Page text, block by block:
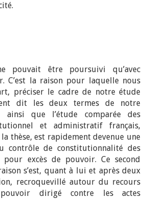
pouvait être poursuivi qu’avec
C’est la raison pour laquelle nous
préciser le cadre de notre étude
dit les deux termes de notre
ainsi que l’étude comparée des
et administratif français,
thèse, est rapidement devenue une
contrôle de constitutionnalité des
excès de pouvoir. Ce second
s’est, quant à lui et après deux
recroquevillé autour du recours
dirigé contre les actes